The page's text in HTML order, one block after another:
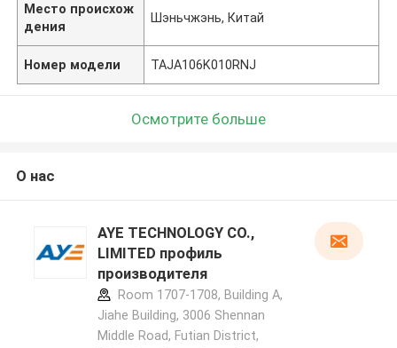
Место происхож
дения
Шэньчжэнь, Китай
Номер модели TAJA106K010RNJ
Осмотрите больше
О нас
AYE TECHNOLOGY CO.,
LIMITED профиль
производителя
Room 1707-1708, Building A,
Jiahe Building, 3006 Shennan
Middle Road, Futian District,